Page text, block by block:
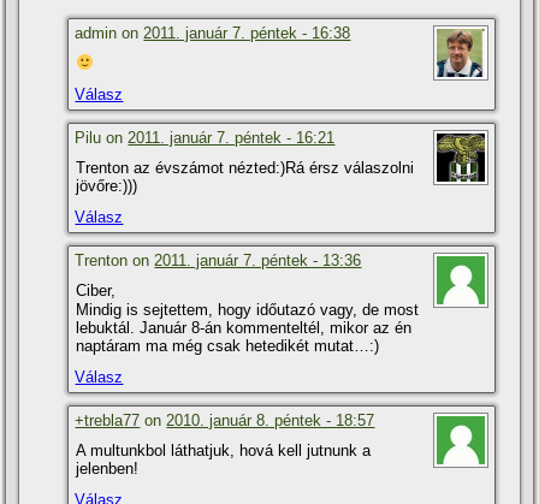
admin on 2011. január 7. péntek - 16:38
Válasz
Pilu on 2011. január 7. péntek - 16:21
Trenton az évszámot nézted:)Rá érsz válaszolni
jövőre:)))
Válasz
Trenton on 2011. január 7. péntek - 13:36
Ciber,
Mindig is sejtettem, hogy időutazó vagy, de most
lebuktál. Január 8-án kommenteltél, mikor az én
naptáram ma még csak hetedikét mutat…:)
Válasz
+trebla77 on 2010. január 8. péntek - 18:57
A multunkbol láthatjuk, hová kell jutnunk a
jelenben!
Válasz